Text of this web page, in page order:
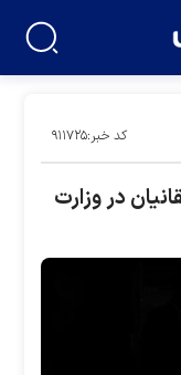
کد خبر:۹۱۱۷۲۵
در وزارت